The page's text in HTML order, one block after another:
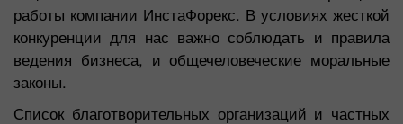
работы компании ИнстаФорекс. В условиях жесткой
конкуренции для нас важно соблюдать и правила
ведения бизнеса, и общечеловеческие моральные
законы.
Список благотворительных организаций и частных